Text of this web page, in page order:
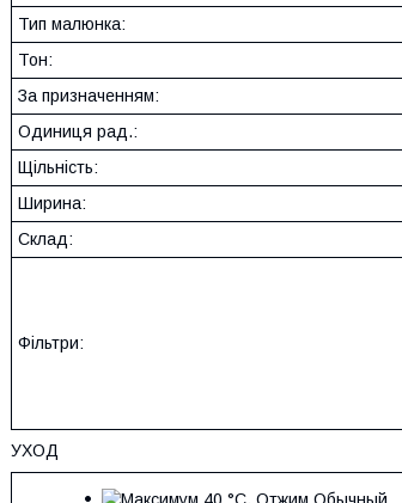
Тип малюнка:
Тон:
За призначенням:
Одиниця рад.:
Щільність:
Ширина:
Склад:
Фільтри:
УХОД